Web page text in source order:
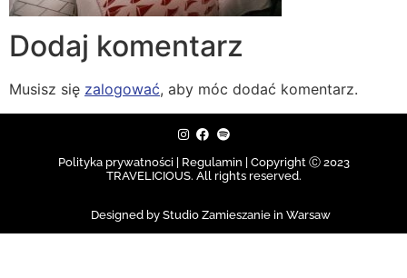
Dodaj komentarz
Musisz się zalogować, aby móc dodać komentarz.
Polityka prywatności | Regulamin | Copyright Ⓒ 2023
TRAVELICIOUS. All rights reserved.
Designed by Studio Zamieszanie in Warsaw